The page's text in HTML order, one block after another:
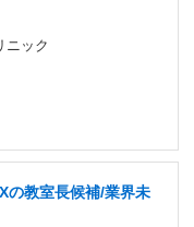
ニック
の教室長候補/業界未